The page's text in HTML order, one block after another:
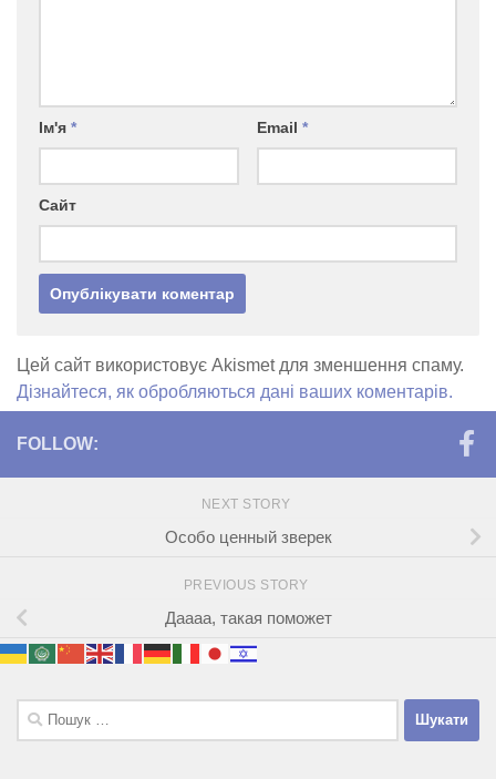
Ім'я * Email *
Сайт
Цей сайт використовує Akismet для зменшення спаму.
Дізнайтеся, як обробляються дані ваших коментарів.
FOLLOW:
NEXT STORY
Особо ценный зверек
PREVIOUS STORY
Даааа, такая поможет
Пошук: